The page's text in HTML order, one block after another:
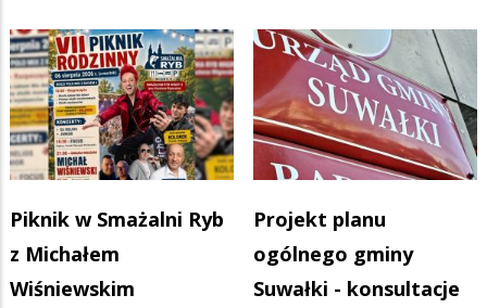
Piknik w Smażalni Ryb
z Michałem
Wiśniewskim
Projekt planu
ogólnego gminy
Suwałki - konsultacje